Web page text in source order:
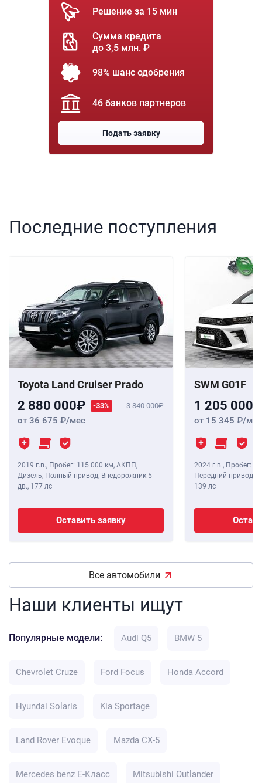
Решение за 15 мин
Сумма кредита
до 3,5 млн. ₽
98% шанс одобрения
46 банков партнеров
Подать заявку
Последние поступления
Toyota Land Cruiser Prado
2 880 000 -33% 3 840 000
от 36 675 /мес
2019 г.в., Пробег: 115 000 км, АКПП,
Дизель, Полный привод, Внедорожник 5
дв., 177 лс
Оставить заявку
SWM G01F
1 205 000
от 15 345 /мес
2024 г.в., Пробег: 8
Передний привод,
139 лс
Все автомобили
Наши клиенты ищут
Популярные модели: Audi Q5 BMW 5
Chevrolet Cruze Ford Focus Honda Accord
Hyundai Solaris Kia Sportage
Land Rover Evoque Mazda CX-5
Mercedes benz E-Класс Mitsubishi Outlander